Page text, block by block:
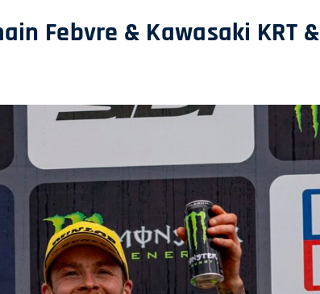
Febvre & Kawasaki KRT &